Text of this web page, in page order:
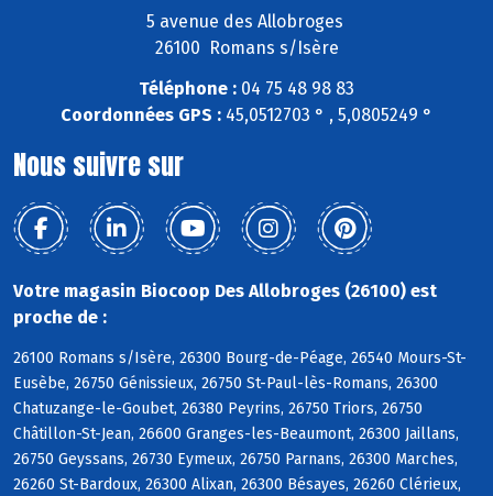
5 avenue des Allobroges
26100 Romans s/Isère
Téléphone : 04 75 48 98 83
Coordonnées GPS : 45,0512703 ° , 5,0805249 °
Nous suivre sur
Votre magasin Biocoop Des Allobroges (26100) est
proche de :
26100 Romans s/Isère, 26300 Bourg-de-Péage, 26540 Mours-St-
Eusèbe, 26750 Génissieux, 26750 St-Paul-lès-Romans, 26300
Chatuzange-le-Goubet, 26380 Peyrins, 26750 Triors, 26750
Châtillon-St-Jean, 26600 Granges-les-Beaumont, 26300 Jaillans,
26750 Geyssans, 26730 Eymeux, 26750 Parnans, 26300 Marches,
26260 St-Bardoux, 26300 Alixan, 26300 Bésayes, 26260 Clérieux,